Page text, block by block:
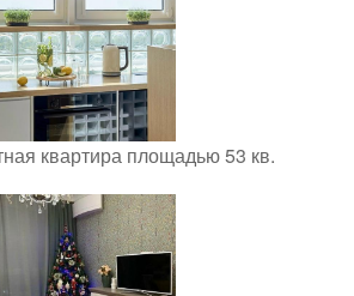
квартира площадью 53 кв.